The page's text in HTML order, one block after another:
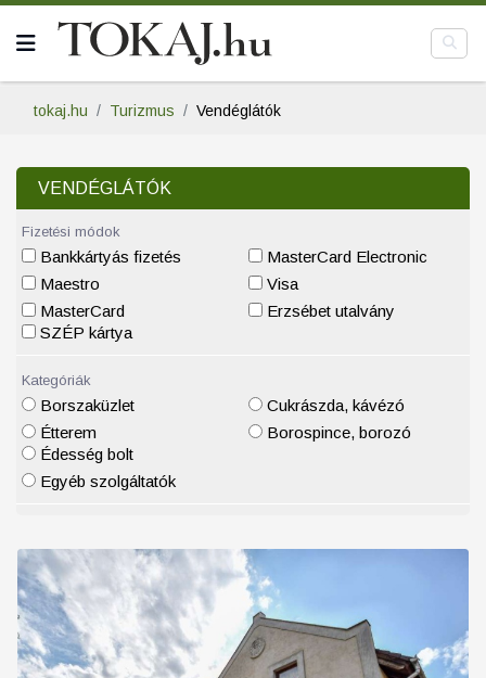
tokaj.hu Turizmus Vendéglátók
VENDÉGLÁTÓK
Fizetési módok
Bankkártyás fizetés
Maestro
MasterCard
MasterCard Electronic
Visa
Erzsébet utalvány
SZÉP kártya
Kategóriák
Borszaküzlet
Étterem
Cukrászda, kávézó
Borospince, borozó
Édesség bolt
Egyéb szolgáltatók